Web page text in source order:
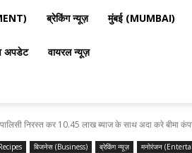
और
दुनिया
की
ब्रेकिंग न्यूज़ मुंबई (MUMBAI)
अपडेट वायरल न्यूज़
पालिसी निरस्त कर 10.45 लाख ब्याज के साथ अदा करे बीमा
बिजनेस (Business) ब्रेकिंग न्यूज़ मनोरंजन